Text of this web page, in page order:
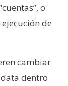
o
de
cambiar
dentro